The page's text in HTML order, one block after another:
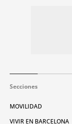
Secciones
MOVILIDAD
VIVIR EN BARCELONA